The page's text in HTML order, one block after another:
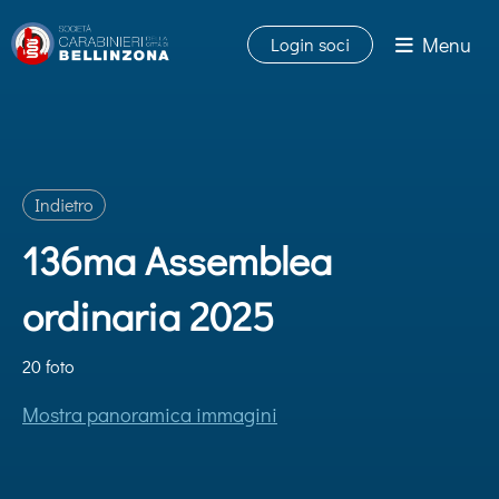
Login soci Menu
Indietro
136ma Assemblea
ordinaria 2025
20 foto
Mostra panoramica immagini